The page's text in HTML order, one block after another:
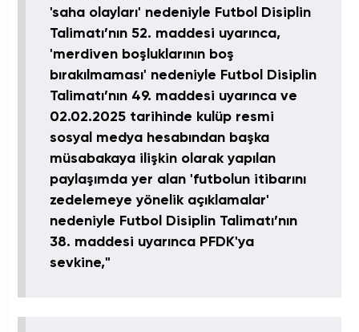
'saha olayları' nedeniyle Futbol Disiplin
Talimatı’nın 52. maddesi uyarınca,
'merdiven boşluklarının boş
bırakılmaması' nedeniyle Futbol Disiplin
Talimatı’nın 49. maddesi uyarınca ve
02.02.2025 tarihinde kulüp resmi
sosyal medya hesabından başka
müsabakaya ilişkin olarak yapılan
paylaşımda yer alan 'futbolun itibarını
zedelemeye yönelik açıklamalar'
nedeniyle Futbol Disiplin Talimatı’nın
38. maddesi uyarınca PFDK'ya
sevkine,"